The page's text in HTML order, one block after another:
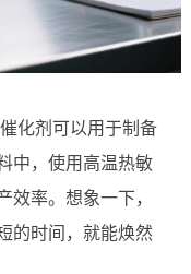
化剂可以用于制备
中，使用高温热敏
效率。想象一下，
的时间，就能焕然